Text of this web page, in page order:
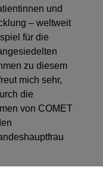
und
– weltweit
für die
zu diesem
mich sehr,
die
von COMET